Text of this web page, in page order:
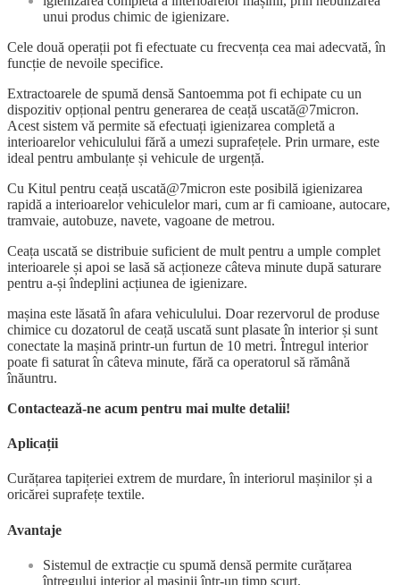
unui produs chimic de igienizare.
Cele două operații pot fi efectuate cu frecvența cea mai adecvată, în
funcție de nevoile specifice.
Extractoarele de spumă densă Santoemma pot fi echipate cu un
dispozitiv opțional pentru generarea de ceață uscată@7micron.
Acest sistem vă permite să efectuați igienizarea completă a
interioarelor vehiculului fără a umezi suprafețele. Prin urmare, este
ideal pentru ambulanțe și vehicule de urgență.
Cu Kitul pentru ceață uscată@7micron este posibilă igienizarea
rapidă a interioarelor vehiculelor mari, cum ar fi camioane, autocare,
tramvaie, autobuze, navete, vagoane de metrou.
Ceața uscată se distribuie suficient de mult pentru a umple complet
interioarele și apoi se lasă să acționeze câteva minute după saturare
pentru a-și îndeplini acțiunea de igienizare.
mașina este lăsată în afara vehiculului. Doar rezervorul de produse
chimice cu dozatorul de ceață uscată sunt plasate în interior și sunt
conectate la mașină printr-un furtun de 10 metri. Întregul interior
poate fi saturat în câteva minute, fără ca operatorul să rămână
înăuntru.
Contactează-ne acum pentru mai multe detalii!
Aplicații
Curățarea tapițeriei extrem de murdare, în interiorul mașinilor și a
oricărei suprafețe textile.
Avantaje
Sistemul de extracție cu spumă densă permite curățarea
întregului interior al mașinii într-un timp scurt.